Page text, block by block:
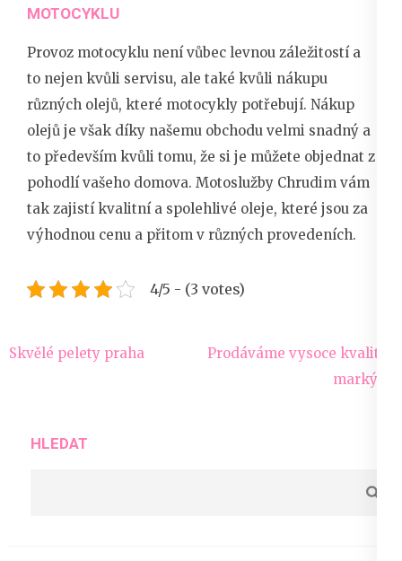
MOTOCYKLU
Provoz motocyklu není vůbec levnou záležitostí a
to nejen kvůli servisu, ale také kvůli nákupu
různých olejů, které motocykly potřebují. Nákup
olejů je však díky našemu obchodu velmi snadný a
to především kvůli tomu, že si je můžete objednat z
pohodlí vašeho domova. Motoslužby Chrudim vám
tak zajistí kvalitní a spolehlivé oleje, které jsou za
výhodnou cenu a přitom v různých provedeních.
4/5 - (3 votes)
Navigace
Skvělé pelety praha
Prodáváme vysoce kvalitní
markýzy
HLEDAT